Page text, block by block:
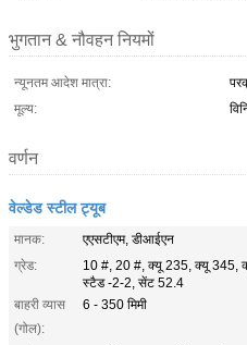
भुगतान & नौवहन नियमों
न्यूनतम आदेश मात्रा:
मूल्य:
वर्णन
वेल्डेड स्टील ट्यूब
मानक:
एएसटीएम, डीआईएन
ग्रेड:
10 #, 20 #, क्यू 235, क्यू 345,
स्टैड -2-2, सेंट 52.4
बाहरी व्यास
(गोल):
6 - 350 मिमी